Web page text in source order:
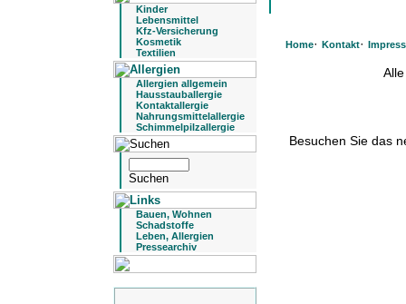
Kinder
Lebensmittel
Kfz-Versicherung
Kosmetik
Textilien
Allergien allgemein
Hausstauballergie
Kontaktallergie
Nahrungsmittelallergie
Schimmelpilzallergie
Bauen, Wohnen
Schadstoffe
Leben, Allergien
Pressearchiv
Home· Kontakt·
Besuchen Sie das